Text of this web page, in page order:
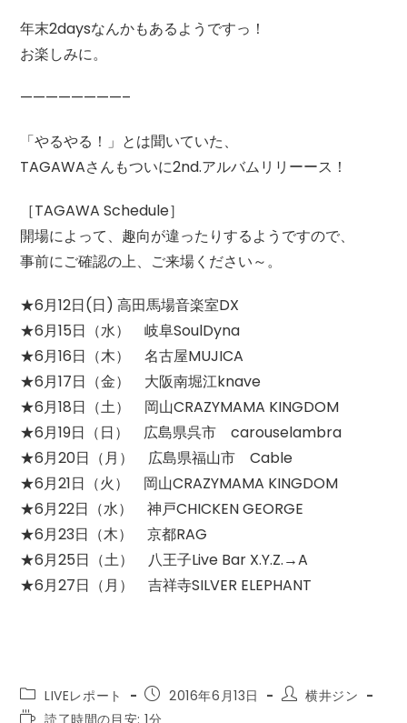
年末2daysなんかもあるようですっ！
お楽しみに。
————————–
「やるやる！」とは聞いていた、
TAGAWAさんもついに2nd.アルバムリリーース！
［TAGAWA Schedule］
開場によって、趣向が違ったりするようですので、
事前にご確認の上、ご来場ください～。
★6月12日(日) 高田馬場音楽室DX
★6月15日（水） 岐阜SoulDyna
★6月16日（木） 名古屋MUJICA
★6月17日（金） 大阪南堀江knave
★6月18日（土） 岡山CRAZYMAMA KINGDOM
★6月19日（日） 広島県呉市 carouselambra
★6月20日（月） 広島県福山市 Cable
★6月21日（火） 岡山CRAZYMAMA KINGDOM
★6月22日（水） 神戸CHICKEN GEORGE
★6月23日（木） 京都RAG
★6月25日（土） 八王子Live Bar X.Y.Z.→A
★6月27日（月） 吉祥寺SILVER ELEPHANT
投
稿
LIVEレポート
投
稿
2016年6月13日
投
横井ジン
読
読了時間の目安: 1分